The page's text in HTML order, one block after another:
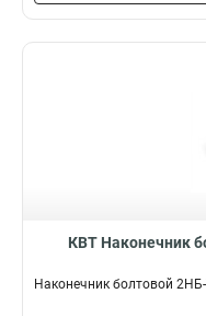
КВТ Наконечник
Наконечник болтовой